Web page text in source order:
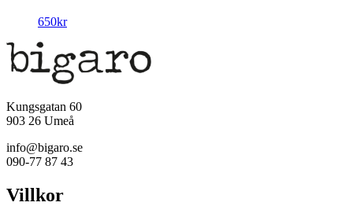
650kr
Kungsgatan 60
903 26 Umeå
info@bigaro.se
090-77 87 43
Villkor